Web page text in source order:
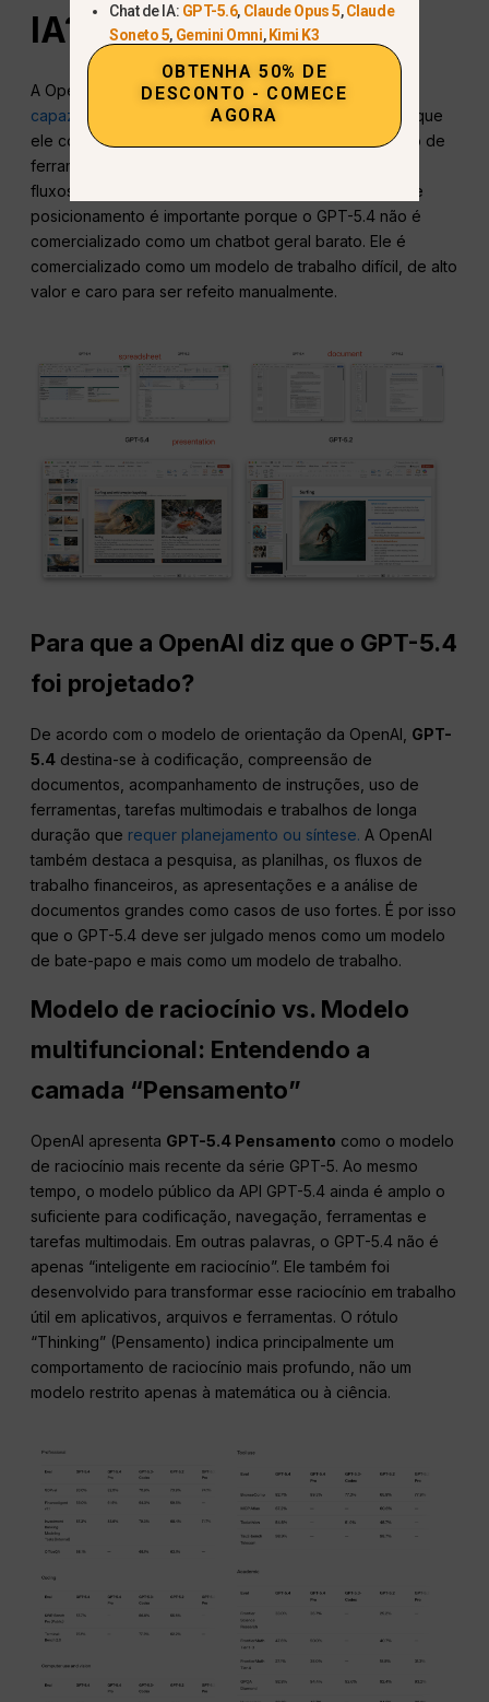
IA?
A OpenAI descreveGPT-5.4como seumodelo mais
capaz para o trabalho profissional.
A empresa afirma que
ele combina melhorias em raciocínio, codificação, uso de
ferramentas, navegação, compreensão multimodal e
fluxos de trabalho de agentes de longa duração. Esse
posicionamento é importante porque o GPT-5.4 não é
comercializado como um chatbot geral barato. Ele é
comercializado como um modelo de trabalho difícil, de alto
valor e caro para ser refeito manualmente.
Para que a OpenAI diz que o GPT-5.4
foi projetado?
De acordo com o modelo de orientação da OpenAI, GPT-
5.4 destina-se à codificação, compreensão de
documentos, acompanhamento de instruções, uso de
ferramentas, tarefas multimodais e trabalhos de longa
duração que requer planejamento ou síntese. A OpenAI
também destaca a pesquisa, as planilhas, os fluxos de
trabalho financeiros, as apresentações e a análise de
documentos grandes como casos de uso fortes. É por isso
que o GPT-5.4 deve ser julgado menos como um modelo
de bate-papo e mais como um modelo de trabalho.
Modelo de raciocínio vs. Modelo
multifuncional: Entendendo a
camada “Pensamento”
OpenAI apresenta GPT-5.4 Pensamento como o modelo
de raciocínio mais recente da série GPT-5. Ao mesmo
tempo, o modelo público da API GPT-5.4 ainda é amplo o
suficiente para codificação, navegação, ferramentas e
tarefas multimodais. Em outras palavras, o GPT-5.4 não é
apenas “inteligente em raciocínio”. Ele também foi
desenvolvido para transformar esse raciocínio em trabalho
útil em aplicativos, arquivos e ferramentas. O rótulo
“Thinking” (Pensamento) indica principalmente um
comportamento de raciocínio mais profundo, não um
modelo restrito apenas à matemática ou à ciência.
Chat de IA: GPT-5.6, Claude Opus 5,Claude
Soneto 5, Gemini Omni, Kimi K3
OBTENHA 50% DE
DESCONTO - COMECE
AGORA